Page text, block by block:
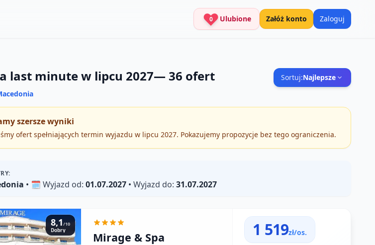
0 Ulubione Załóż konto Zaloguj
last minute w lipcu 2027— 36 ofert Sortuj:Najlepsze
szersze wyniki
ofert spełniających termin wyjazdu w lipcu 2027. Pokazujemy propozycje bez tego ograniczenia.
• 🗓️ Wyjazd od: 01.07.2027 • Wyjazd do: 31.07.2027
8,1/10
Dobry Mirage & Spa 1 519zł/os.